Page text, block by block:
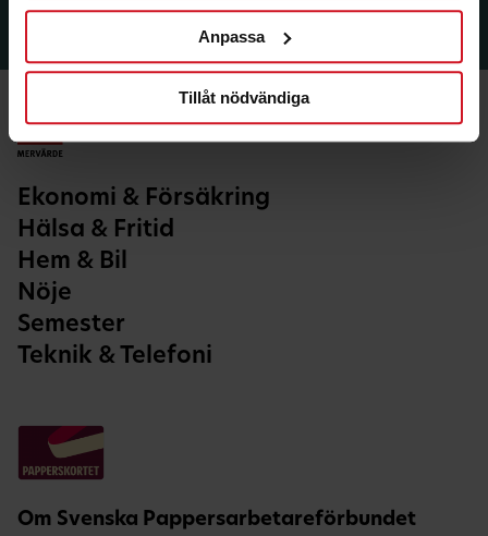
Anpassa
Tillåt nödvändiga
Ekonomi & Försäkring
Hälsa & Fritid
Hem & Bil
Nöje
Semester
Teknik & Telefoni
Om Svenska Pappersarbetareförbundet